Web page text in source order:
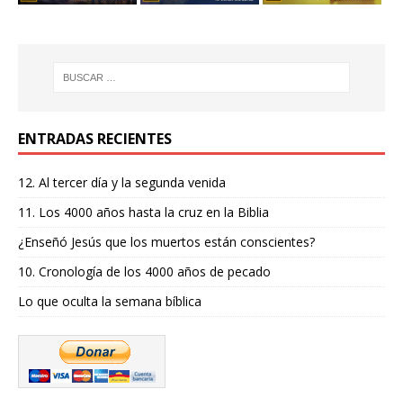
ENTRADAS RECIENTES
12. Al tercer día y la segunda venida
11. Los 4000 años hasta la cruz en la Biblia
¿Enseñó Jesús que los muertos están conscientes?
10. Cronología de los 4000 años de pecado
Lo que oculta la semana bíblica